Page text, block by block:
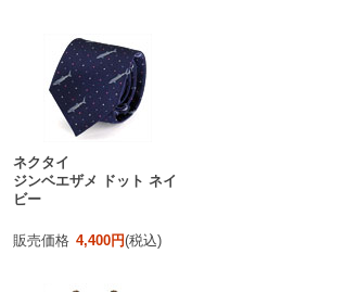
ネクタイ
ジンベエザメ ドット ネイ
ビー
販売価格 4,400円(税込)